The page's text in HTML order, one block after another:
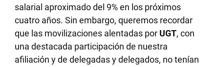
salarial aproximado del 9% en los próximos
cuatro años. Sin embargo, queremos recordar
que las movilizaciones alentadas por UGT, con
una destacada participación de nuestra
afiliación y de delegadas y delegados, no tenían